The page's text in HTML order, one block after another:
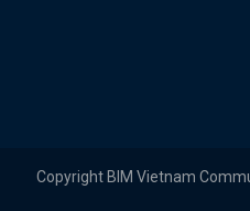
Copyright BIM Vietnam